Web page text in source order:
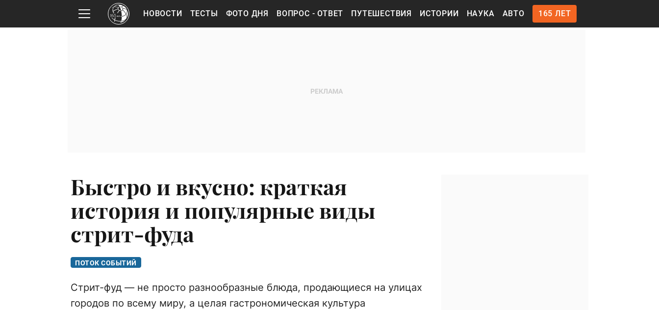
НОВОСТИ ТЕСТЫ ФОТО ДНЯ ВОПРОС - ОТВЕТ ПУТЕШЕСТВИЯ ИСТОРИИ НАУКА АВТО 165 ЛЕТ
Быстро и вкусно: краткая
история и популярные виды
стрит-фуда
ПОТОК СОБЫТИЙ
Стрит-фуд — не просто разнообразные блюда, продающиеся на улицах
городов по всему миру, а целая гастрономическая культура